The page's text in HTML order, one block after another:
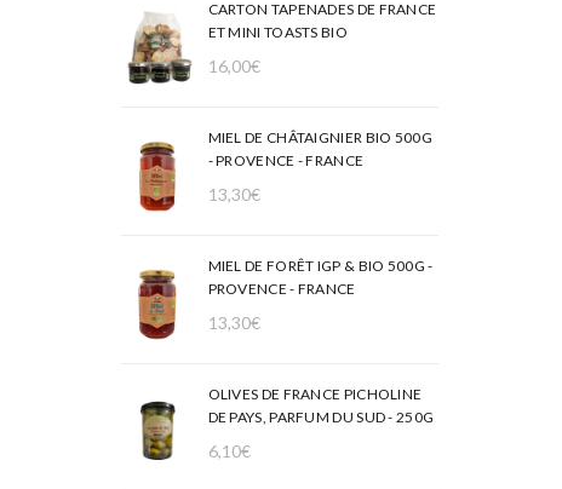
CARTON TAPENADES DE FRANCE
ET MINI TOASTS BIO
16,00€
MIEL DE CHÂTAIGNIER BIO 500G
- PROVENCE - FRANCE
13,30€
MIEL DE FORÊT IGP & BIO 500G -
PROVENCE - FRANCE
13,30€
OLIVES DE FRANCE PICHOLINE
DE PAYS, PARFUM DU SUD - 250G
6,10€